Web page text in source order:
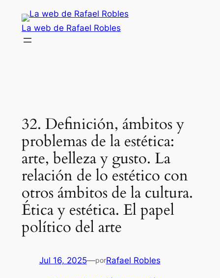
contenido
La web de Rafael Robles
32. Definición, ámbitos y
problemas de la estética:
arte, belleza y gusto. La
relación de lo estético con
otros ámbitos de la cultura.
Ética y estética. El papel
político del arte
Jul 16, 2025—porRafael Robles